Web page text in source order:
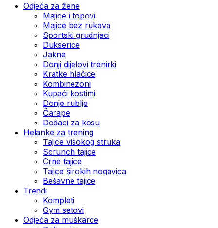
Odjeća za žene
Majice i topovi
Majice bez rukava
Sportski grudnjaci
Dukserice
Jakne
Donji dijelovi trenirki
Kratke hlačice
Kombinezoni
Kupaći kostimi
Donje rublje
Čarape
Dodaci za kosu
Helanke za trening
Tajice visokog struka
Scrunch tajice
Crne tajice
Tajice širokih nogavica
Bešavne tajice
Trendi
Kompleti
Gym setovi
Odjeća za muškarce